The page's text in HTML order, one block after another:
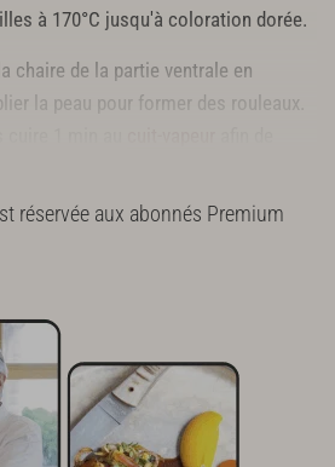
à 170°C jusqu'à coloration dorée.
chaire de la partie ventrale en
la peau pour former des rouleaux.
réservée aux abonnés Premium